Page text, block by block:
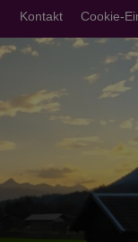
Kontakt Cookie-